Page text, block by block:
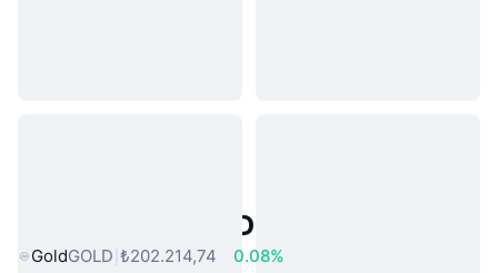
Popüler Gerçek Dünya Varlıkları
GoldGOLD ₺202.214,74
0.08%